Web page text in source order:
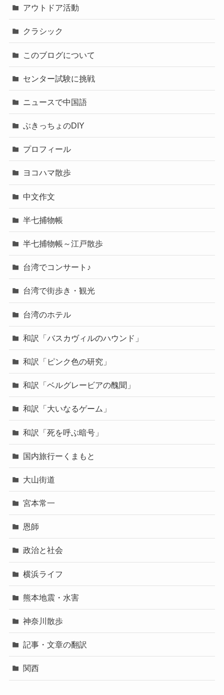
アウトドア活動
クラシック
このブログについて
センター試験に挑戦
ニュースで中国語
ぶきっちょのDIY
プロフィール
ヨコハマ散歩
中文作文
半七捕物帳
半七捕物帳～江戸散歩
台湾でコンサート♪
台湾で街歩き・観光
台湾のホテル
和訳「バスカヴィルのハウンド」
和訳「ピンク色の研究」
和訳「ベルグレービアの醜聞」
和訳「大いなるゲーム」
和訳「死を呼ぶ暗号」
国内旅行ーくまもと
大山街道
宮本常一
恩師
政治と社会
横浜ライフ
熊本地震・水害
神奈川散歩
記事・文章の翻訳
関西